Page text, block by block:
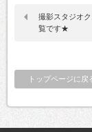
撮影スタジオ
覧です★
トップページに戻